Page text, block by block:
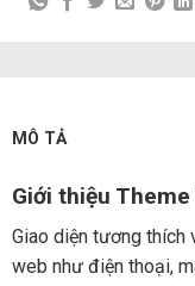
MÔ TẢ
Giới thiệu
Giao diện tương thích
web như điện thoại,